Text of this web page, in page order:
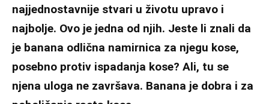
najjednostavnije stvari u životu upravo i
najbolje. Ovo je jedna od njih. Jeste li znali da
je banana odlična namirnica za njegu kose,
posebno protiv ispadanja kose? Ali, tu se
njena uloga ne završava. Banana je dobra i za